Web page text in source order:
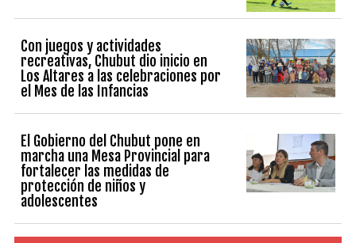
Con juegos y actividades
recreativas, Chubut dio inicio en
Los Altares a las celebraciones por
el Mes de las Infancias
El Gobierno del Chubut pone en
marcha una Mesa Provincial para
fortalecer las medidas de
protección de niños y
adolescentes